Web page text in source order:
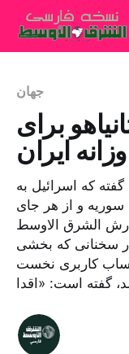
جهان
برای
گفته که اسرائیل به
سوریه و از هر جای
الشرق الاوسط
در سخنانی که بخشی
حساب کاربری نخست
گفته است:​ «اقدا